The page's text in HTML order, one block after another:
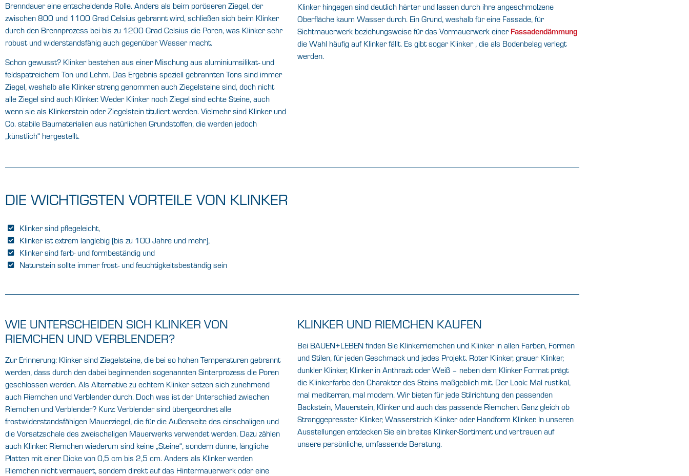
Brenndauer eine entscheidende Rolle. Anders als beim poröseren Ziegel, der
zwischen 800 und 1100 Grad Celsius gebrannt wird, schließen sich beim Klinker
durch den Brennprozess bei bis zu 1200 Grad Celsius die Poren, was Klinker sehr
robust und widerstandsfähig auch gegenüber Wasser macht.
Schon gewusst? Klinker bestehen aus einer Mischung aus aluminiumsilikat- und
feldspatreichem Ton und Lehm. Das Ergebnis speziell gebrannten Tons sind immer
Ziegel, weshalb alle Klinker streng genommen auch Ziegelsteine sind, doch nicht
alle Ziegel sind auch Klinker. Weder Klinker noch Ziegel sind echte Steine, auch
wenn sie als Klinkerstein oder Ziegelstein tituliert werden. Vielmehr sind Klinker und
Co. stabile Baumaterialien aus natürlichen Grundstoffen, die werden jedoch
„künstlich“ hergestellt.
Klinker hingegen sind deutlich härter und lassen durch ihre angeschmolzene
Oberfläche kaum Wasser durch. Ein Grund, weshalb für eine Fassade, für
Sichtmauerwerk beziehungsweise für das Vormauerwerk einer Fassadendämmung
die Wahl häufig auf Klinker fällt. Es gibt sogar Klinker , die als Bodenbelag verlegt
werden.
DIE WICHTIGSTEN VORTEILE VON KLINKER
Klinker sind pflegeleicht,
Klinker ist extrem langlebig (bis zu 100 Jahre und mehr),
Klinker sind farb- und formbeständig und
Naturstein sollte immer frost- und feuchtigkeitsbeständig sein
WIE UNTERSCHEIDEN SICH KLINKER VON
RIEMCHEN UND VERBLENDER?
Zur Erinnerung: Klinker sind Ziegelsteine, die bei so hohen Temperaturen gebrannt
werden, dass durch den dabei beginnenden sogenannten Sinterprozess die Poren
geschlossen werden. Als Alternative zu echtem Klinker setzen sich zunehmend
auch Riemchen und Verblender durch. Doch was ist der Unterschied zwischen
Riemchen und Verblender? Kurz: Verblender sind übergeordnet alle
frostwiderstandsfähigen Mauerziegel, die für die Außenseite des einschaligen und
die Vorsatzschale des zweischaligen Mauerwerks verwendet werden. Dazu zählen
auch Klinker. Riemchen wiederum sind keine „Steine“, sondern dünne, längliche
Platten mit einer Dicke von 0,5 cm bis 2,5 cm. Anders als Klinker werden
Riemchen nicht vermauert, sondern direkt auf das Hintermauerwerk oder eine
KLINKER UND RIEMCHEN KAUFEN
Bei BAUEN+LEBEN finden Sie Klinkerriemchen und Klinker in allen Farben, Formen
und Stilen, für jeden Geschmack und jedes Projekt. Roter Klinker, grauer Klinker,
dunkler Klinker, Klinker in Anthrazit oder Weiß – neben dem Klinker Format prägt
die Klinkerfarbe den Charakter des Steins maßgeblich mit. Der Look: Mal rustikal,
mal mediterran, mal modern. Wir bieten für jede Stilrichtung den passenden
Backstein, Mauerstein, Klinker und auch das passende Riemchen. Ganz gleich ob
Stranggepresster Klinker, Wasserstrich Klinker oder Handform Klinker. In unseren
Ausstellungen entdecken Sie ein breites Klinker-Sortiment und vertrauen auf
unsere persönliche, umfassende Beratung.